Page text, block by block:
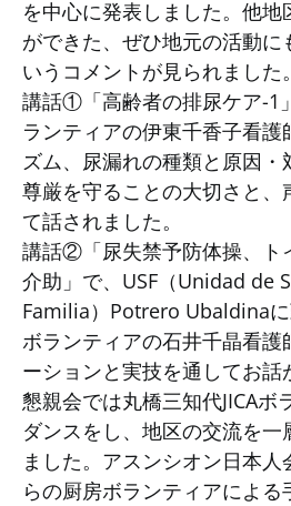
を中心に発表しました。他地
ができた、ぜひ地元の活動に
いうコメントが見られました。
講話①「高齢者の排尿ケア-1
ランティアの伊東千香子看
ズム、尿漏れの種類と原因
尊厳を守ることの大切さと、
て話されました。
講話②「尿失禁予防体操、ト
介助」で、USF（Unidad de
Familia）Potrero Ubaldinaに
ボランティアの石井千晶看護
ーションと実技を通してお話
懇親会では丸橋三知代JICAボ
ダンスをし、地区の交流を一
ました。アスンシオン日本人
らの厨房ボランティアによ